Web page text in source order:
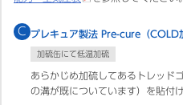
C プレキュア製法 Pre-cure（COLD
加硫缶にて低温加硫
あらかじめ加硫してあるトレッド
の溝が既についています）を貼付